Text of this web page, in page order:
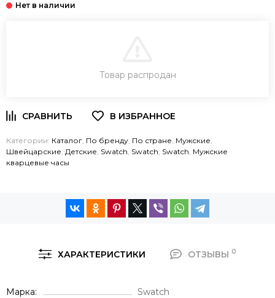
ЗАКАЗ В ОДИН КЛИК
Товар распродан
Категории: Каталог По бренду По стране Мужские
Швейцарские Детские Swatch Swatch Swatch Мужские
кварцевые часы
ХАРАКТЕРИСТИКИ ОТЗЫВЫ 0
Марка Swatch